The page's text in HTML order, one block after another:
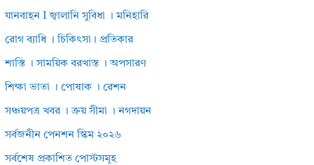
যানবাহন I জ্বালানি সুবিধা । মনিহারি
রোগ ব্যাধি । চিকিৎসা। প্রতিকার
শাস্তি । সাময়িক বরখাস্ত । অপসারণ
শিক্ষা ভাতা । পোষাক । রেশন
সঞ্চয়পত্র খবর । ক্রয় সীমা । নগদায়ন
সর্বজনীন পেনশন স্কিম ২০২৬
সর্বশেষ প্রকাশিত পোস্টসমূহ